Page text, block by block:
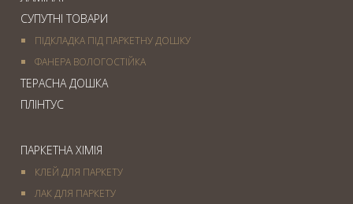
СУПУТНІ ТОВАРИ
ПІДКЛАДКА ПІД ПАРКЕТНУ ДОШКУ
ФАНЕРА ВОЛОГОСТІЙКА
ТЕРАСНА ДОШКА
ПЛІНТУС
ПАРКЕТНА ХІМІЯ
КЛЕЙ ДЛЯ ПАРКЕТУ
ЛАК ДЛЯ ПАРКЕТУ